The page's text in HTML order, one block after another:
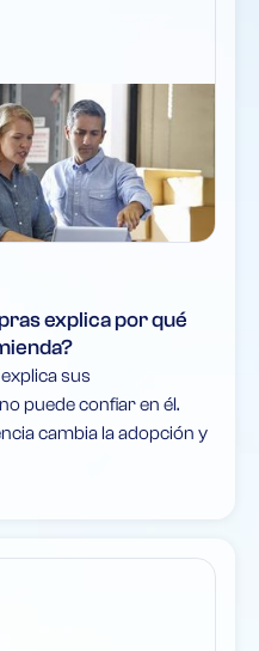
explica por qué
sus
puede confiar en él.
cambia la adopción y